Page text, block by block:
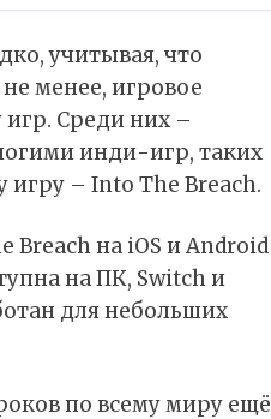
учитывая, что
менее, игровое
Среди них –
инди-игр, таких
игру – Into The Breach.
на iOS и Android
на ПК, Switch и
для небольших
по всему миру ещё